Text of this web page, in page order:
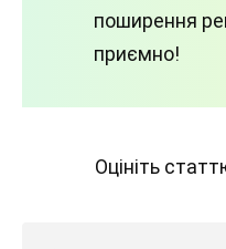
поширення
приємно!
Оцініть